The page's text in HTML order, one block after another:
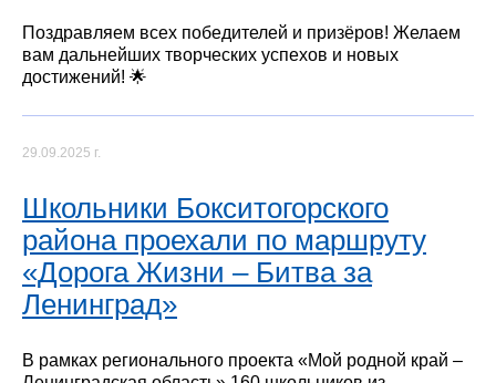
Поздравляем всех победителей и призёров! Желаем
вам дальнейших творческих успехов и новых
достижений! 🌟
29.09.2025 г.
Школьники Бокситогорского
района проехали по маршруту
«Дорога Жизни – Битва за
Ленинград»
В рамках регионального проекта «Мой родной край –